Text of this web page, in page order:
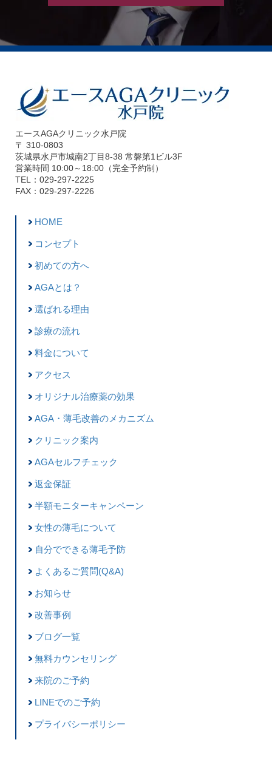
エースAGAクリニック水戸院
〒 310-0803
茨城県水戸市城南2丁目8-38 常磐第1ビル3F
営業時間 10:00～18:00（完全予約制）
TEL：029-297-2225
FAX：029-297-2226
HOME
コンセプト
初めての方へ
AGAとは？
選ばれる理由
診療の流れ
料金について
アクセス
オリジナル治療薬の効果
AGA・薄毛改善のメカニズム
クリニック案内
AGAセルフチェック
返金保証
半額モニターキャンペーン
女性の薄毛について
自分でできる薄毛予防
よくあるご質問(Q&A)
お知らせ
改善事例
ブログ一覧
無料カウンセリング
来院のご予約
LINEでのご予約
プライバシーポリシー